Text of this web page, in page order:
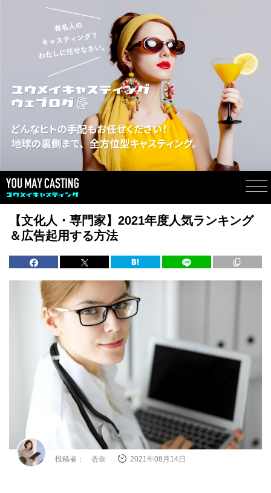
【文化人・専門家】2021年度人気ランキング
＆広告起用する方法
投稿者： 杏奈 2021年08月14日